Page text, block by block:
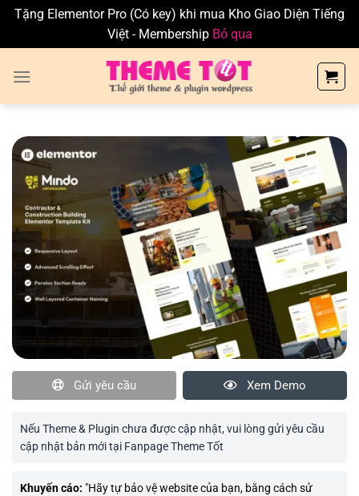
Tặng Elementor Pro (Có key) khi mua Kho Giao Diện Tiếng
Việt - Membership Bỏ qua
Gửi yêu cầu Xem Demo
Nếu Theme & Plugin chưa được cập nhật, vui lòng gửi yêu cầu
cập nhật bản mới tại Fanpage Theme Tốt
Khuyến cáo: "Hãy tự bảo vệ website của bạn, bằng cách sử